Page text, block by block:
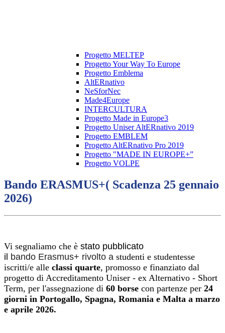
Progetto MELTEP
Progetto Your Way To Europe
Progetto Emblema
AltERnativo
NeSforNec
Made4Europe
INTERCULTURA
Progetto Made in Europe3
Progetto Uniser AltERnativo 2019
Progetto EMBLEM
Progetto AltERnativo Pro 2019
Progetto "MADE IN EUROPE+”
Progetto VOLPE
Bando ERASMUS+( Scadenza 25 gennaio
2026)
Vi segnaliamo che è stato pubblicato
il bando Erasmus+ rivolto a studenti e studentesse
iscritti/e alle classi quarte, promosso e finanziato dal
progetto di Accreditamento Uniser - ex Alternativo - Short
Term, per l'assegnazione di 60 borse con partenze per 24
giorni in Portogallo, Spagna, Romania e Malta a marzo
e aprile 2026.